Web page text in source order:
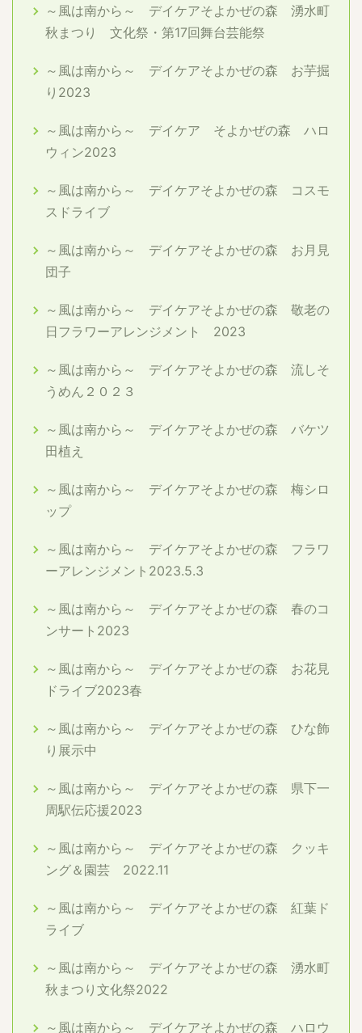
～風は南から～ デイケアそよかぜの森 湧水町
秋まつり 文化祭・第17回舞台芸能祭
～風は南から～ デイケアそよかぜの森 お芋掘
り2023
～風は南から～ デイケア そよかぜの森 ハロ
ウィン2023
～風は南から～ デイケアそよかぜの森 コスモ
スドライブ
～風は南から～ デイケアそよかぜの森 お月見
団子
～風は南から～ デイケアそよかぜの森 敬老の
日フラワーアレンジメント 2023
～風は南から～ デイケアそよかぜの森 流しそ
うめん２０２３
～風は南から～ デイケアそよかぜの森 バケツ
田植え
～風は南から～ デイケアそよかぜの森 梅シロ
ップ
～風は南から～ デイケアそよかぜの森 フラワ
ーアレンジメント2023.5.3
～風は南から～ デイケアそよかぜの森 春のコ
ンサート2023
～風は南から～ デイケアそよかぜの森 お花見
ドライブ2023春
～風は南から～ デイケアそよかぜの森 ひな飾
り展示中
～風は南から～ デイケアそよかぜの森 県下一
周駅伝応援2023
～風は南から～ デイケアそよかぜの森 クッキ
ング＆園芸 2022.11
～風は南から～ デイケアそよかぜの森 紅葉ド
ライブ
～風は南から～ デイケアそよかぜの森 湧水町
秋まつり文化祭2022
～風は南から～ デイケアそよかぜの森 ハロウ